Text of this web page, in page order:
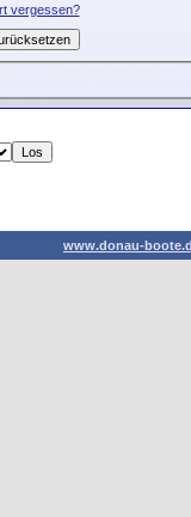
vergessen?
www.donau-